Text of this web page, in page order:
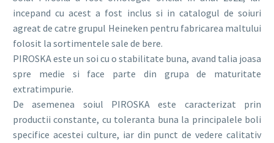
incepand cu acest a fost inclus si in catalogul de soiuri
agreat de catre grupul Heineken pentru fabricarea maltului
folosit la sortimentele sale de bere.
PIROSKA este un soi cu o stabilitate buna, avand talia joasa
spre medie si face parte din grupa de maturitate
extratimpurie.
De asemenea soiul PIROSKA este caracterizat prin
productii constante, cu toleranta buna la principalele boli
specifice acestei culture, iar din punct de vedere calitativ